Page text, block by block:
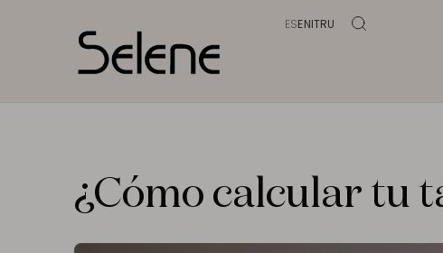
ESENITRU
¿Cómo calcular tu